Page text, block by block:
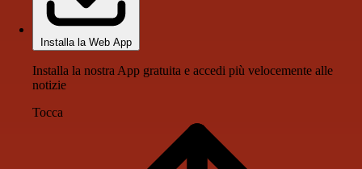
Installa la Web App
Installa la nostra App gratuita e accedi più velocemente alle
notizie
Tocca